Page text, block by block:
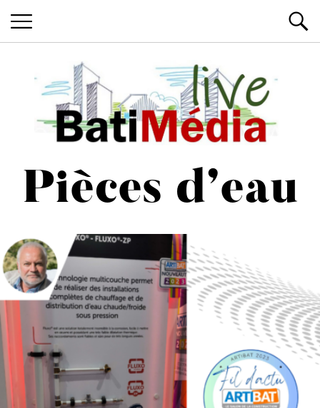
Batimedialive
Les News du Bâtiment, en live
Pièces d’eau